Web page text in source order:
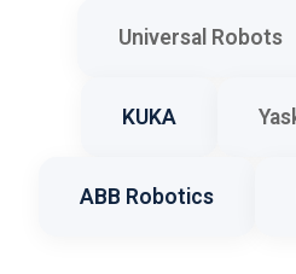
Universal Robots
KUKA
ABB Robotics